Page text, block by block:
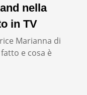
nella
in TV
Marianna di
e cosa è